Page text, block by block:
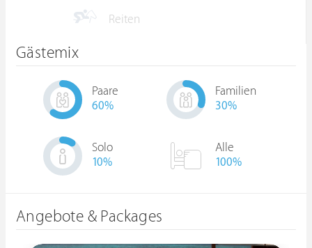
Reiten
Gästemix
Paare
60%
Familien
30%
Solo
10%
Alle
100%
Angebote & Packages